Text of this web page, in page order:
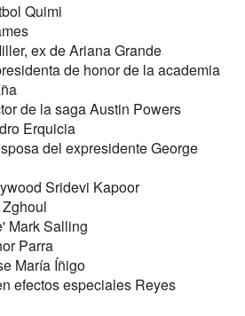
Quimi
ex de Ariana Grande
de honor de la academia
de la saga Austin Powers
Erquicia
del expresidente George
Sridevi Kapoor
Mark Salling
Parra
María Íñigo
efectos especiales Reyes